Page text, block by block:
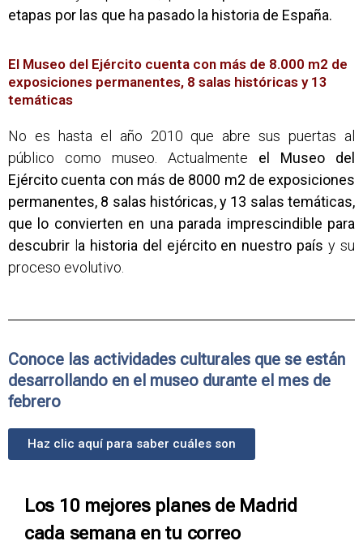
etapas por las que ha pasado la historia de España.
El Museo del Ejército cuenta con más de 8.000 m2 de
exposiciones permanentes, 8 salas históricas y 13
temáticas
No es hasta el año 2010 que abre sus puertas al
público como museo. Actualmente el Museo del
Ejército cuenta con más de 8000 m2 de exposiciones
permanentes, 8 salas históricas, y 13 salas temáticas,
que lo convierten en una parada imprescindible para
descubrir la historia del ejército en nuestro país y su
proceso evolutivo.
Conoce las actividades culturales que se están
desarrollando en el museo durante el mes de
febrero
Haz clic aquí para saber cuáles son
Los 10 mejores planes de Madrid
cada semana en tu correo